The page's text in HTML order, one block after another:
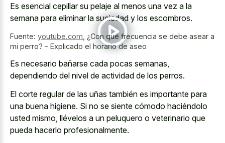
Es esencial cepillar su pelaje al menos una vez a la
semana para eliminar la suciedad y los escombros.
Fuente: youtube.com ¿Con qué frecuencia se debe asear a
mi perro? - Explicado el horario de aseo
Es necesario bañarse cada pocas semanas,
dependiendo del nivel de actividad de los perros.
El corte regular de las uñas también es importante para
una buena higiene. Si no se siente cómodo haciéndolo
usted mismo, llévelos a un peluquero o veterinario que
pueda hacerlo profesionalmente.